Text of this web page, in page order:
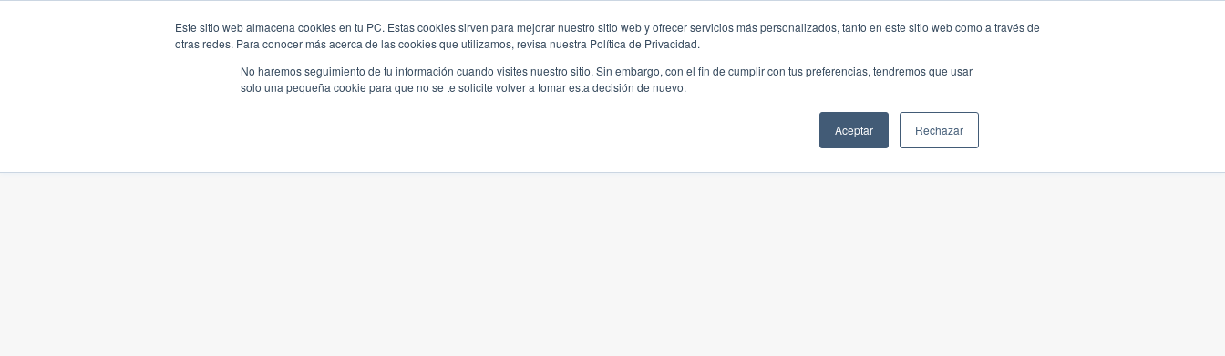
Este sitio web almacena cookies en tu PC. Estas cookies sirven para mejorar nuestro sitio web y ofrecer servicios más personalizados, tanto en este sitio web como a través de
otras redes. Para conocer más acerca de las cookies que utilizamos, revisa nuestra Política de Privacidad.
No haremos seguimiento de tu información cuando visites nuestro sitio. Sin embargo, con el fin de cumplir con tus preferencias, tendremos que usar
solo una pequeña cookie para que no se te solicite volver a tomar esta decisión de nuevo.
Aceptar Rechazar